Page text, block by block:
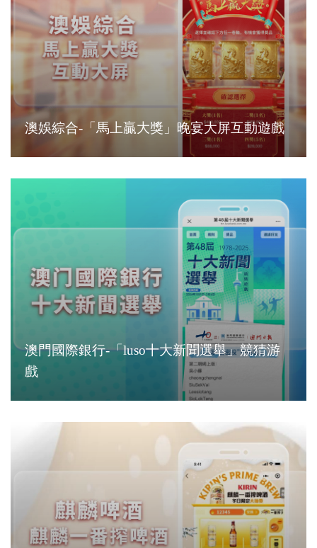
澳娛綜合-「馬上贏大獎」晚宴大屏互動遊戲
澳門國際銀行-「luso十大新聞選舉」競猜游
戲